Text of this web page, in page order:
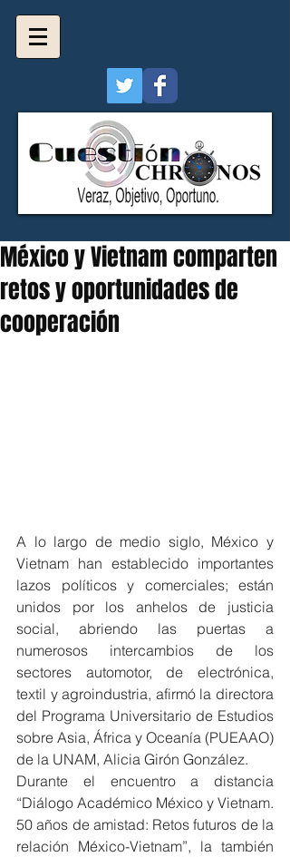
México y Vietnam comparten
retos y oportunidades de
cooperación
A lo largo de medio siglo, México y
Vietnam han establecido importantes
lazos políticos y comerciales; están
unidos por los anhelos de justicia
social, abriendo las puertas a
numerosos intercambios de los
sectores automotor, de electrónica,
textil y agroindustria, afirmó la directora
del Programa Universitario de Estudios
sobre Asia, África y Oceanía (PUEAAO)
de la UNAM, Alicia Girón González.
Durante el encuentro a distancia
“Diálogo Académico México y Vietnam.
50 años de amistad: Retos futuros de la
relación México-Vietnam”, la también